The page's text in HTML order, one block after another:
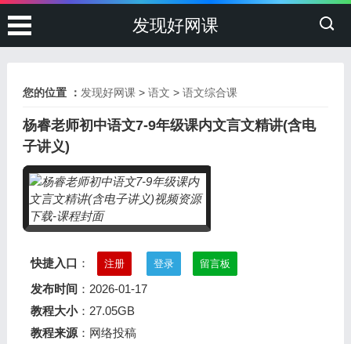
发现好网课
您的位置 ： 发现好网课> 语文 > 语文综合课
杨睿老师初中语文7-9年级课内文言文精讲(含电
子讲义)
快捷入口 ： 注册 登录 留言板
发布时间 ：2026-01-17
教程大小：27.05GB
教程来源：网络投稿